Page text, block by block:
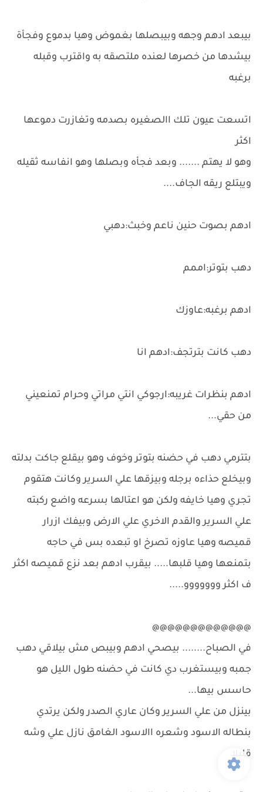
بيبعد ادهم وجهه وبيبصلها بغموض وهيا بدموع وفجأة
بيشدها من خصرها لعنده ملتصقه به واقترب وقبله
برغبه
اتسعت عيون تلك االصغيره بصدمه وتغازرت دموعها
اكثر
وهو لا يهتم ....... وبعد فجأه وبصلها وهو انفاسه ثقيله
ويبتلع ريقه الجاف....
ادهم بصوت حنين ناعم وخبث:دهبي
دهب بتوتر:اممم
ادهم برغبه:عاوزك
دهب كانت بترتجف:ادهم انا
ادهم بنظرات غريبه:ارجوكي انتي مراتي وحرام تمنعيني
من حقي...
بتترمي دهب في حضنه بتوتر وخوف وهو بيقلع جاكت بدلته
وبيخلع حذاءه برجله وبيزقها علي السرير وكانت هتقوم
تجري وهيا خايفه ولكن هو اعتالها بسرعه واضع ركبته
علي السرير والقدم الاخري علي الارض وبيفك ازرار
قميصه وهيا عاوزه تصرخ او تبعده بس في حاجه
بتمنعها وهيا قلبها..... بيقرب ادهم بعد نزع قميصه اكثر
ف اكثر ووووووو.....
@@@@@@@@@@@@@
في الصباح........ بيصحي ادهم وبيبص مش بيلاقي دهب
جمبه وبيستغرب دي كانت في حضنه طول الليل هو
حاسس بيها...
بينزل من علي السرير وكان عاري الصدر ولكن يرتدي
بنطاله الاسود وشعره االاسود الغامق نازل علي وشه
قليلا